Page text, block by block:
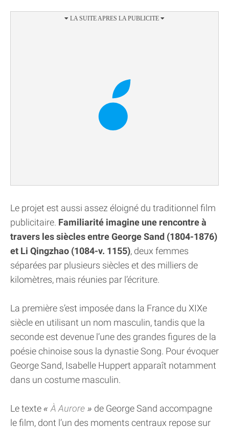
Le projet est aussi assez éloigné du traditionnel film
publicitaire. Familiarité imagine une rencontre à
travers les siècles entre George Sand (1804-1876)
et Li Qingzhao (1084-v. 1155), deux femmes
séparées par plusieurs siècles et des milliers de
kilomètres, mais réunies par l’écriture.
La première s’est imposée dans la France du XIXe
siècle en utilisant un nom masculin, tandis que la
seconde est devenue l’une des grandes figures de la
poésie chinoise sous la dynastie Song. Pour évoquer
George Sand, Isabelle Huppert apparaît notamment
dans un costume masculin.
Le texte À Aurore
de George Sand accompagne
le film, dont l’un des moments centraux repose sur